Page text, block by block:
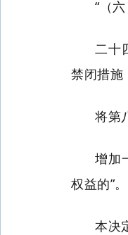
“（
二十
禁闭措施
将第
增加
权益的”。
本决